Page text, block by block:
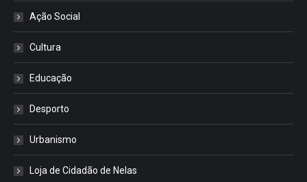
Ação Social
Cultura
Educação
Desporto
Urbanismo
Loja de Cidadão de Nelas